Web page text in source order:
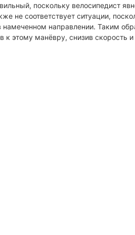
поскольку велосипедист
не соответствует ситуации,
направлении. Таким
этому манёвру, снизив скорость